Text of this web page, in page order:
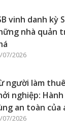
vinh danh kỳ
nhà quản
07/2026
người làm
nghiệp:
an toàn của
07/2026